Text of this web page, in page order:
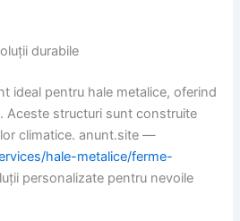
durabile
ideal pentru hale metalice, oferind
Aceste structuri sunt construite
climatice. anunt.site —
hale-metalice/ferme-
personalizate pentru nevoile